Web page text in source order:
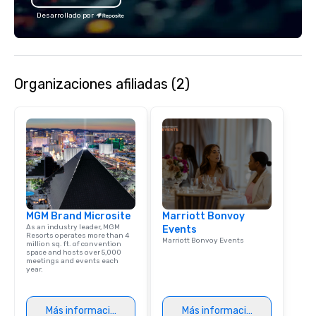
Desarrollado por
Organizaciones afiliadas (2)
MGM Brand Microsite
As an industry leader, MGM
Resorts operates more than 4
million sq. ft. of convention
space and hosts over 5,000
meetings and events each
year.
Más información
Marriott Bonvoy
Events
Marriott Bonvoy Events
Más información